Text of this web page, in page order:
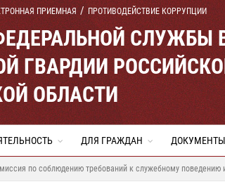
ПРИЕМНАЯ ПРОТИВОДЕЙСТВИЕ КОРРУПЦИИ
СЛУЖБЫ
ГВАРДИИ
ОБЛАСТИ
ДЛЯ ГРАЖДАН ДОКУМЕНТЫ
по соблюдению требований к служебному поведению